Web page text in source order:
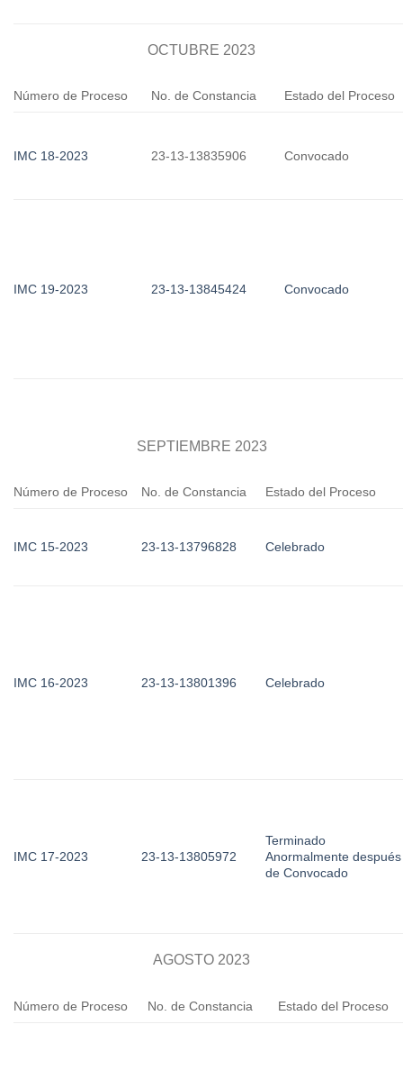
OCTUBRE 2023
Número de Proceso No. de Constancia Estado del Proceso
IMC 18-2023 23-13-13835906 Convocado
IMC 19-2023 23-13-13845424 Convocado
SEPTIEMBRE 2023
Número de Proceso No. de Constancia Estado del Proceso
IMC 15-2023 23-13-13796828 Celebrado
IMC 16-2023 23-13-13801396 Celebrado
IMC 17-2023 23-13-13805972
Terminado
Anormalmente después
de Convocado
AGOSTO 2023
Número de Proceso No. de Constancia Estado del Proceso